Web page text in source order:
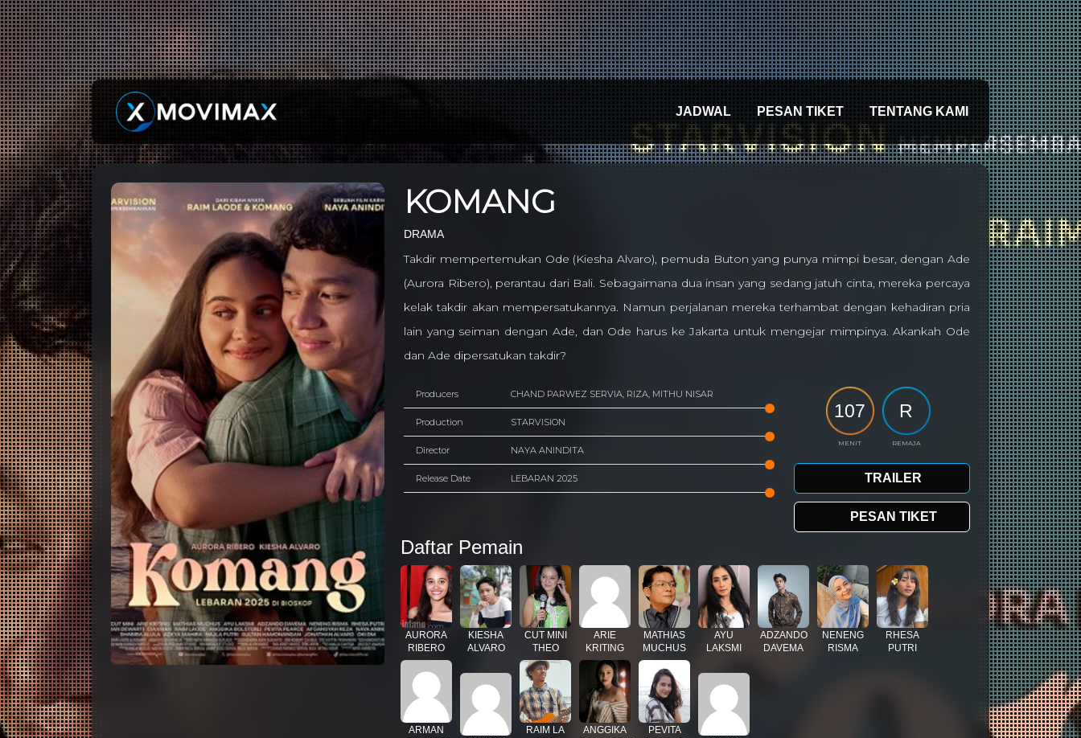
JADWAL PESAN TIKET TENTANG KAMI
KOMANG
DRAMA
Takdir mempertemukan Ode (Kiesha Alvaro), pemuda Buton yang punya mimpi besar, dengan Ade
(Aurora Ribero), perantau dari Bali. Sebagaimana dua insan yang sedang jatuh cinta, mereka percaya
kelak takdir akan mempersatukannya. Namun perjalanan mereka terhambat dengan kehadiran pria
lain yang seiman dengan Ade, dan Ode harus ke Jakarta untuk mengejar mimpinya. Akankah Ode
dan Ade dipersatukan takdir?
Producers CHAND PARWEZ SERVIA, RIZA, MITHU NISAR
Production STARVISION
Director NAYA ANINDITA
Release Date LEBARAN 2025
107
MENIT
R
REMAJA
TRAILER
PESAN TIKET
Daftar Pemain
AURORA
RIBERO
KIESHA
ALVARO
CUT MINI
THEO
ARIE
KRITING
MATHIAS
MUCHUS
AYU
LAKSMI
ADZANDO
DAVEMA
NENENG
RISMA
RHESA
PUTRI
ARMAN
RAIM LA
ANGGIKA
PEVITA